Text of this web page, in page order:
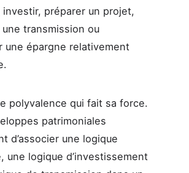
investir, préparer un projet,
transmission ou
une épargne relativement
polyvalence qui fait sa force.
patrimoniales
d’associer une logique
une logique d’investissement